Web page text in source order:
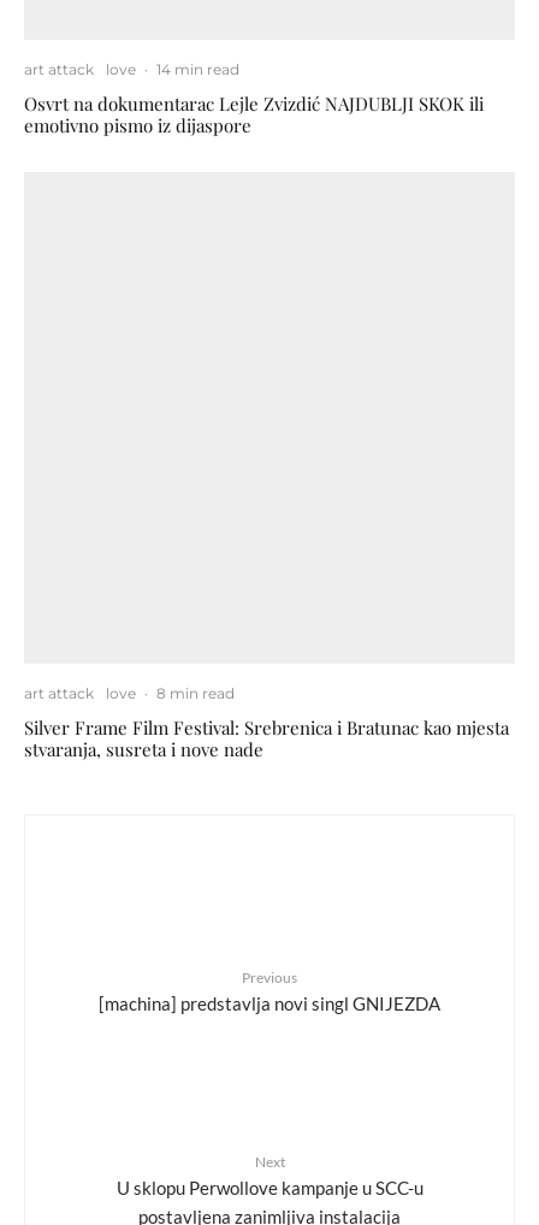
art attack love · 14 min read
Osvrt na dokumentarac Lejle Zvizdić NAJDUBLJI SKOK ili
emotivno pismo iz dijaspore
art attack love · 8 min read
Silver Frame Film Festival: Srebrenica i Bratunac kao mjesta
stvaranja, susreta i nove nade
Previous
[machina] predstavlja novi singl GNIJEZDA
Next
U sklopu Perwollove kampanje u SCC-u
postavljena zanimljiva instalacija